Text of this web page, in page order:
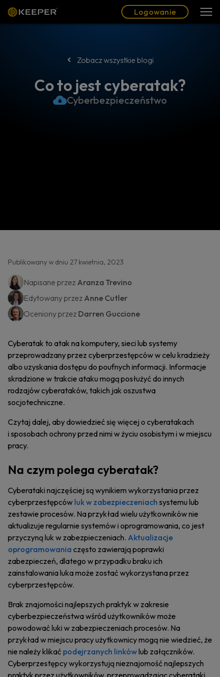
Logowanie
Zobacz wszystkie blogi
Co to jest cyberatak?
Cyberbezpieczeństwo
Publikowany w dniu 27 kwietnia, 2023
Napisane przez Aranza Trevino
Edytowany przez Anne Cutler
Oceniony przez Darren Guccione
Cyberatak to atak na komputery, sieci lub systemy
przeprowadzany przez cyberprzestępców w celu kradzieży
albo uzyskania dostępu do poufnych informacji. Informacje
skradzione w trakcie ataku mogą posłużyć do innych
rodzajów cyberataków, takich jak oszustwa
socjotechniczne.
Czytaj dalej, aby dowiedzieć się więcej o cyberatakach
i sposobach ochrony przed nimi w życiu osobistym i w miejscu
pracy.
Na czym polega cyberatak?
Cyberataki najczęściej są wynikiem wykorzystania przez
cyberprzestępców luk w zabezpieczeniach systemu lub
zestawie procesów. Na przykład wielu użytkowników nie
aktualizuje regularnie systemów i oprogramowania, co jest
przyczyną luk w zabezpieczeniach. Aktualizacje
oprogramowania często zawierają poprawki
zabezpieczeń, dlatego w przypadku braku ich
zainstalowania luka może zostać wykorzystana przez
cyberprzestępców.
Brak znajomości najlepszych praktyk w zakresie
cyberbezpieczeństwa wśród użytkowników może
powodować luki w zabezpieczeniach procesów. Na
przykład w miejscu pracy użytkownicy mogą nie wiedzieć, że
nie należy klikać podejrzanych linkówlub załączników.
Cyberprzestępcy wykorzystują nieznajomość najlepszych
praktyk przez użytkowników, przeprowadzając cyberataki